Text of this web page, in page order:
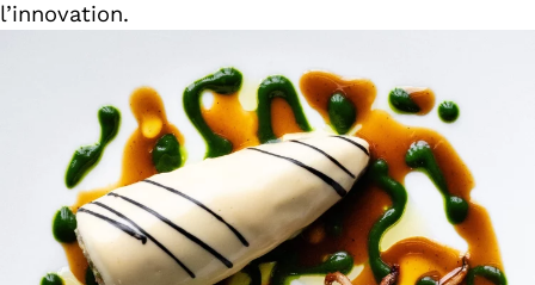
l’innovation.